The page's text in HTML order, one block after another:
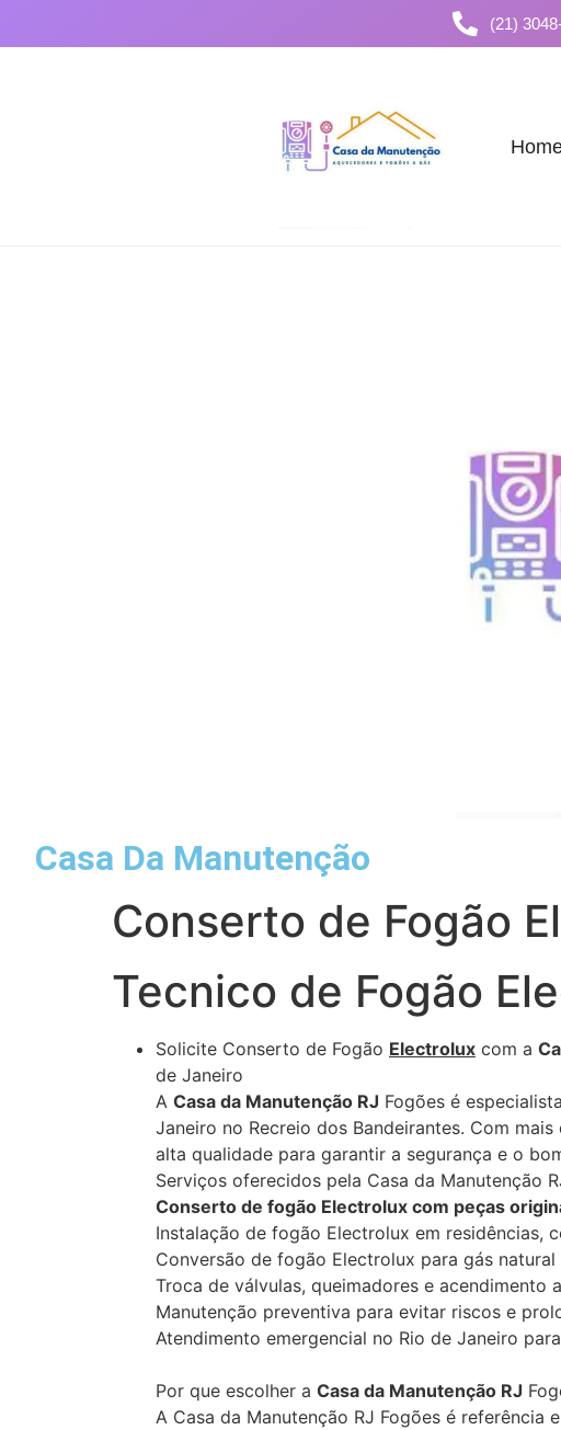
(21)
Casa Da Manutenção
Conserto de Fogão
Tecnico de Fogão
Solicite Conserto de Fogão Electrolux com a
de Janeiro
A Casa da Manutenção RJ Fogões é
Janeiro no Recreio dos Bandeirantes. Com
alta qualidade para garantir a segurança e o
Serviços oferecidos pela Casa da Manutenção
Conserto de fogão Electrolux com peças
Instalação de fogão Electrolux em residências,
Conversão de fogão Electrolux para gás
Troca de válvulas, queimadores e acendimento
Manutenção preventiva para evitar riscos e
Atendimento emergencial no Rio de Janeiro
Por que escolher a Casa da Manutenção RJ
A Casa da Manutenção RJ Fogões é